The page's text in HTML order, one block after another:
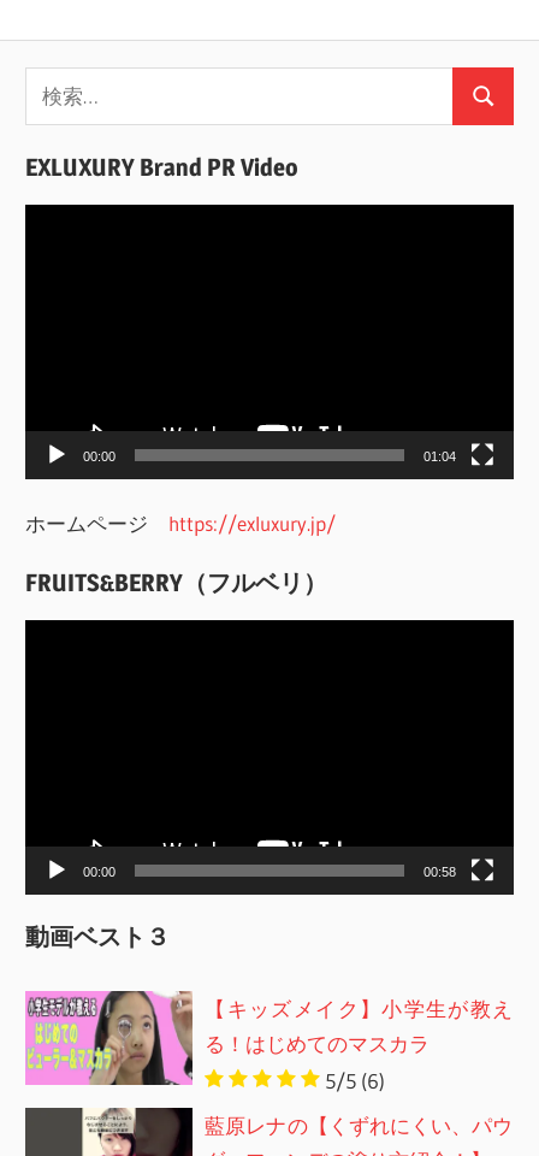
索:
検
EXLUXURY Brand PR Video
ー
00:00 01:04
ホームページ https://exluxury.jp/
FRUITS&BERRY（フルベリ）
ー
00:00 00:58
動画ベスト３
【キッズメイク】小学生が教え
る！はじめてのマスカラ
5/5 (6)
藍原レナの【くずれにくい、パウ